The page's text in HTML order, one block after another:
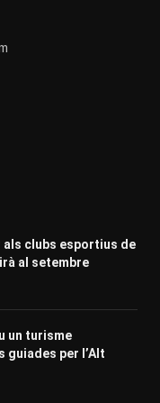
als clubs esportius de
al setembre
un turisme
guiades per l’Alt